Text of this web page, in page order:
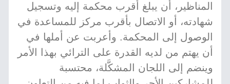
المناظير، أن يبلغ أقرب محكمة إليه وتسجيل
شهادته، أو الاتصال بأقرب مركز للمساعدة في
الوصول إلى المحكمة. وأعربت عن أملها في
أن يهتم من لديه القدرة على الترائي بهذا الأمر
وينضم إلى اللجان المشكَّلة، محتسبة